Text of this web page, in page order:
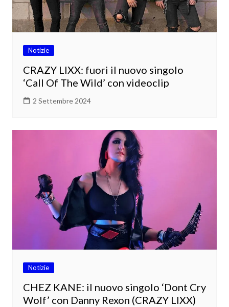
Notizie
CRAZY LIXX: fuori il nuovo singolo
‘Call Of The Wild’ con videoclip
2 Settembre 2024
Notizie
CHEZ KANE: il nuovo singolo ‘Dont Cry
Wolf’ con Danny Rexon (CRAZY LIXX)